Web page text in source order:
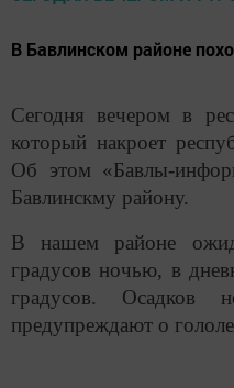
В Бавлинском районе
Сегодня вечером в
который накроет
Об этом «Бавлы-
Бавлинскму району.
В нашем районе
градусов ночью, в
градусов. Осадков
предупреждают о